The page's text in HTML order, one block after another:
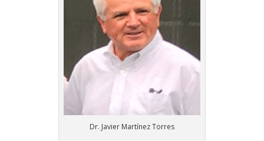
Dr. Javier Martínez Torres